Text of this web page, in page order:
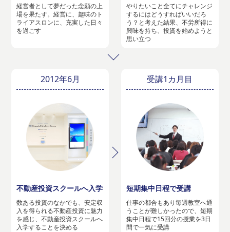
経営者として夢だった念願の上
場を果たす。経営に、趣味のト
ライアスロンに、充実した日々
を過ごす
やりたいこと全てにチャレンジ
するにはどうすればいいだろ
う？と考えた結果、不労所得に
興味を持ち、投資を始めようと
思い立つ
2012年6月
不動産投資スクールへ入学
数ある投資のなかでも、安定収
入を得られる不動産投資に魅力
を感じ、不動産投資スクールへ
入学することを決める
受講1カ月目
短期集中日程で受講
仕事の都合もあり毎週教室へ通
うことが難しかったので、短期
集中日程で15回分の授業を3日
間で一気に受講